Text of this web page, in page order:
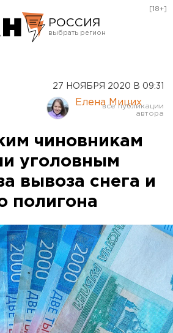
РОССИЯ
Курган
Оренбург
[18+]
27 НОЯБРЯ 2020 В 09:31
Елена Мицих
чиновникам
уголовным
вывоза снега и
полигона